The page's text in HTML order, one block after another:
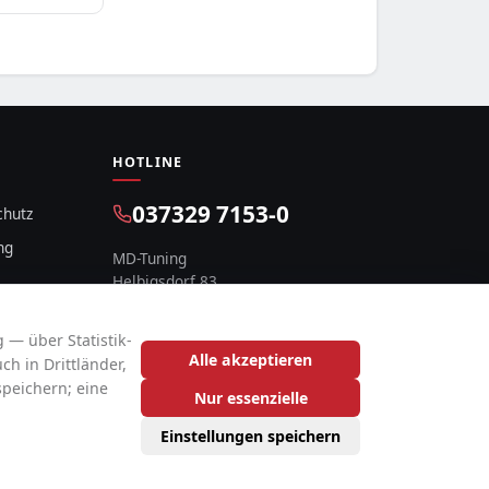
HOTLINE
037329 7153-0
MD-Tuning
Helbigsdorf 83
— über Statistik-
in Drittländer,
eine
Alle akzeptieren
Nur essenzielle
Einstellungen speichern